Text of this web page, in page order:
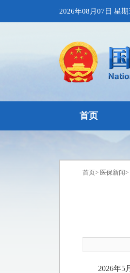
2026年08月07日 星期
首页
首页> 医保新闻>
2026年5